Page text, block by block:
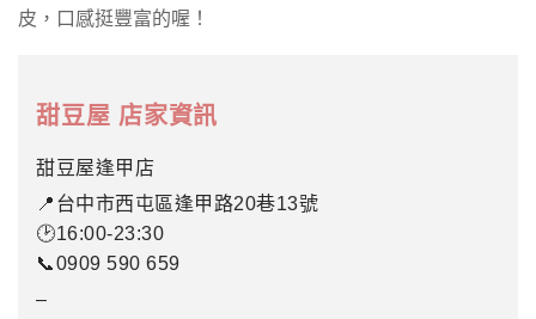
皮，口感挺豐富的喔！
甜豆屋 店家資訊
甜豆屋逢甲店
📍台中市西屯區逢甲路20巷13號
🕑16:00-23:30
📞0909 590 659
–